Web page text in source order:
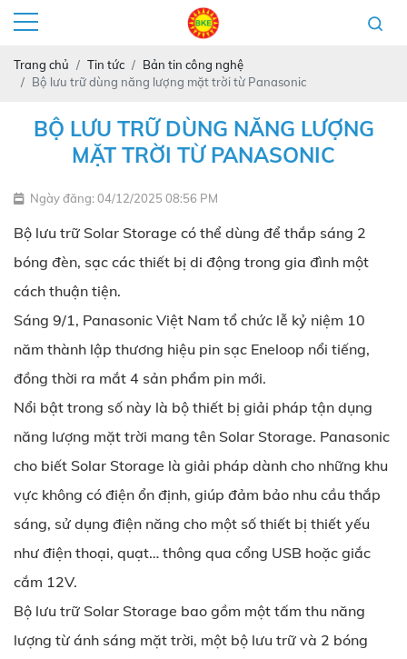
Trang chủ Tin tức
Bản tin công nghệ
Bộ lưu trữ dùng năng lượng mặt trời từ Panasonic
BỘ LƯU TRỮ DÙNG NĂNG LƯỢNG
MẶT TRỜI TỪ PANASONIC
Ngày đăng: 04/12/2025 08:56 PM
Bộ lưu trữ Solar Storage có thể dùng để thắp sáng 2
bóng đèn, sạc các thiết bị di động trong gia đình một
cách thuận tiện.
Sáng 9/1, Panasonic Việt Nam tổ chức lễ kỷ niệm 10
năm thành lập thương hiệu pin sạc Eneloop nổi tiếng,
đồng thời ra mắt 4 sản phẩm pin mới.
Nổi bật trong số này là bộ thiết bị giải pháp tận dụng
năng lượng mặt trời mang tên Solar Storage. Panasonic
cho biết Solar Storage là giải pháp dành cho những khu
vực không có điện ổn định, giúp đảm bảo nhu cầu thắp
sáng, sử dụng điện năng cho một số thiết bị thiết yếu
như điện thoại, quạt… thông qua cổng USB hoặc giắc
cắm 12V.
Bộ lưu trữ Solar Storage bao gồm một tấm thu năng
lượng từ ánh sáng mặt trời, một bộ lưu trữ và 2 bóng